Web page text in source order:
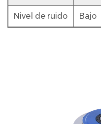
planetario
correcto
Nivel de ruido Bajo